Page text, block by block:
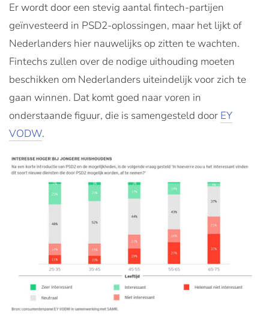
Er wordt door een stevig aantal fintech-partijen
geïnvesteerd in PSD2-oplossingen, maar het lijkt of
Nederlanders hier nauwelijks op zitten te wachten.
Fintechs zullen over de nodige uithouding moeten
beschikken om Nederlanders uiteindelijk voor zich te
gaan winnen. Dat komt goed naar voren in
onderstaande figuur, die is samengesteld door EY
VODW.